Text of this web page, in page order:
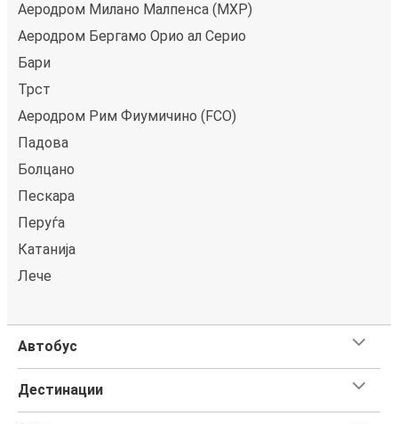
Аеродром Милано Малпенса (MXP)
Аеродром Бергамо Ориo ал Серио
Бари
Трст
Аеродром Рим Фиумичино (FCO)
Падова
Болцано
Пескара
Перуѓа
Катанија
Лече
Автобус
Дестинации